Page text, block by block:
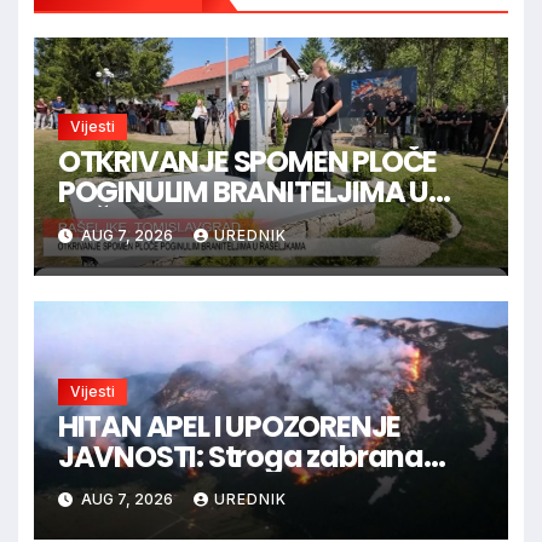
Vijesti
OTKRIVANJE SPOMEN PLOČE
POGINULIM BRANITELJIMA U
RAŠELJKAMA
AUG 7, 2026 UREDNIK
Vijesti
HITAN APEL I UPOZORENJE
JAVNOSTI: Stroga zabrana
loženja vatre u Parku prirode
Blidinje!
AUG 7, 2026 UREDNIK